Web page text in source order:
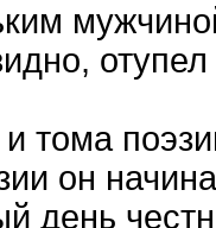
тома
он
день